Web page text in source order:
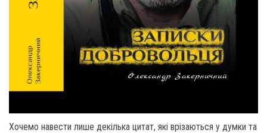
Хочемо навести лише декілька цитат, які врізаються у думки та